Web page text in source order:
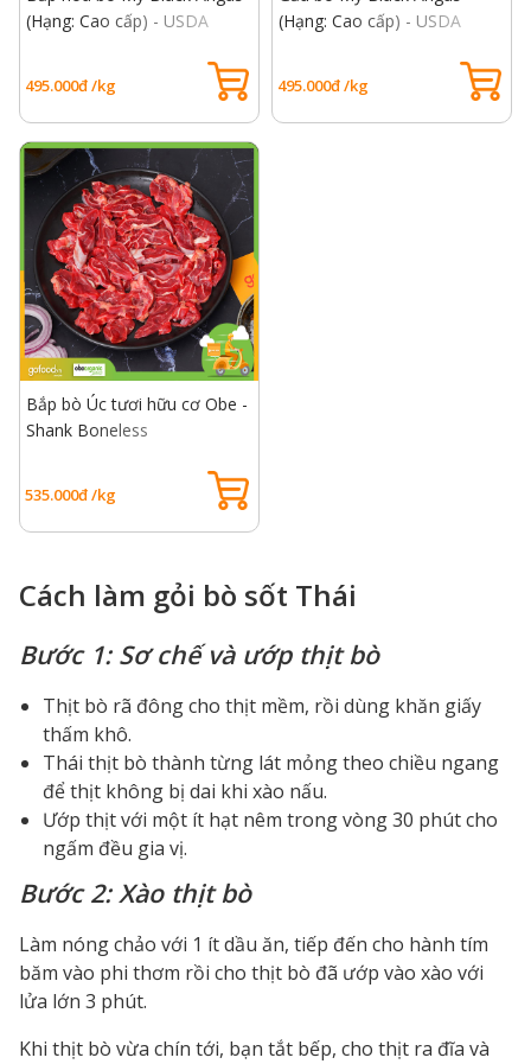
(Hạng: Cao cấp) - USDA
495.000đ /kg
(Hạng: Cao cấp) - USDA
495.000đ /kg
Bắp bò Úc tươi hữu cơ Obe -
Shank Boneless
535.000đ /kg
Cách làm gỏi bò sốt Thái
Bước 1: Sơ chế và ướp thịt bò
Thịt bò rã đông cho thịt mềm, rồi dùng khăn giấy
thấm khô.
Thái thịt bò thành từng lát mỏng theo chiều ngang
để thịt không bị dai khi xào nấu.
Ướp thịt với một ít hạt nêm trong vòng 30 phút cho
ngấm đều gia vị.
Bước 2: Xào thịt bò
Làm nóng chảo với 1 ít dầu ăn, tiếp đến cho hành tím
băm vào phi thơm rồi cho thịt bò đã ướp vào xào với
lửa lớn 3 phút.
Khi thịt bò vừa chín tới, bạn tắt bếp, cho thịt ra đĩa và